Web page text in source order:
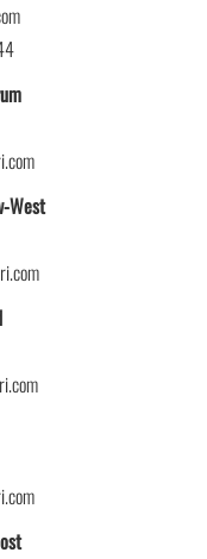
West